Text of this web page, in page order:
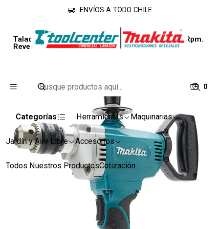
0
Categorías Herramientas Maquinarias
Jardín y Aire Libre Accesorios
Todos Nuestros ProductosCotización
ENVÍOS A TODO CHILE
Inicio Línea Industrial
Taladros
Taladro DS5000 de 16 Mm. Potencia 750 W. 600 Rpm.
Reversible Makita